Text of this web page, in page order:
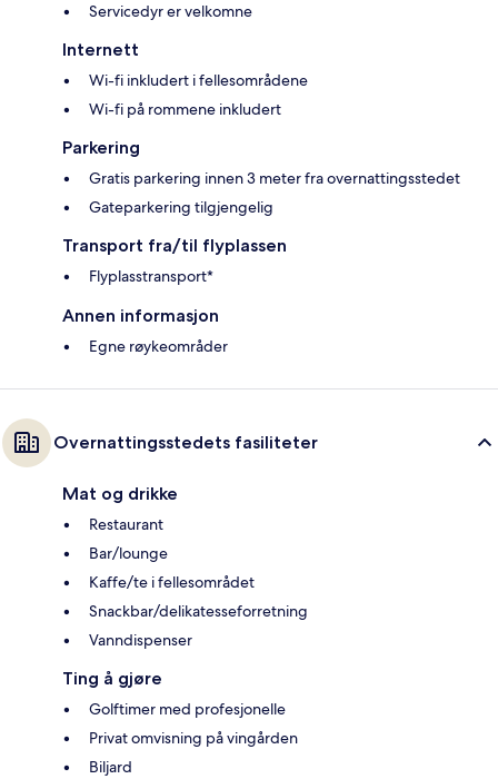
Servicedyr er velkomne
Internett
Wi-fi inkludert i fellesområdene
Wi-fi på rommene inkludert
Parkering
Gratis parkering innen 3 meter fra overnattingsstedet
Gateparkering tilgjengelig
Transport fra/til flyplassen
Flyplasstransport*
Annen informasjon
Egne røykeområder
Overnattingsstedets fasiliteter
Mat og drikke
Restaurant
Bar/lounge
Kaffe/te i fellesområdet
Snackbar/delikatesseforretning
Vanndispenser
Ting å gjøre
Golftimer med profesjonelle
Privat omvisning på vingården
Biljard